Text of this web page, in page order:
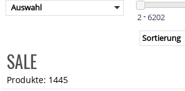
Auswahl
-
SALE
Produkte: 1445